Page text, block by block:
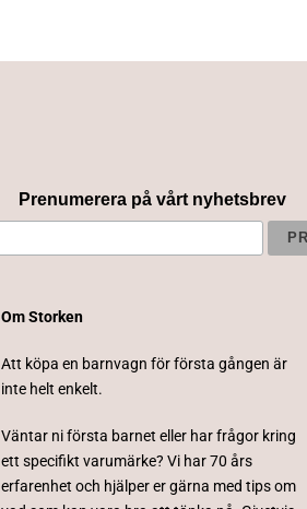
Prenumerera på vårt nyhetsbrev
Om Storken
Att köpa en barnvagn för första gången är
inte helt enkelt.
Väntar ni första barnet eller har frågor kring
ett specifikt varumärke? Vi har 70 års
erfarenhet och hjälper er gärna med tips om